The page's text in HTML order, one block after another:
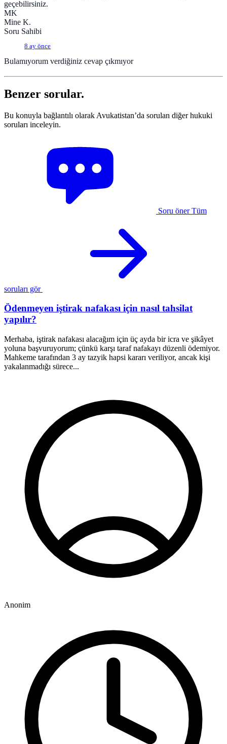
geçebilirsiniz.
MK
Mine K.
Soru Sahibi
8 ay önce
Bulamıyorum verdiğiniz cevap çıkmıyor
Benzer sorular.
Bu konuyla bağlantılı olarak Avukatistan’da sorulan diğer hukuki
soruları inceleyin.
Soru öner Tüm
soruları gör
Ödenmeyen iştirak nafakası için nasıl tahsilat
yapılır?
Merhaba, iştirak nafakası alacağım için üç ayda bir icra ve şikâyet
yoluna başvuruyorum; çünkü karşı taraf nafakayı düzenli ödemiyor.
Mahkeme tarafından 3 ay tazyik hapsi kararı veriliyor, ancak kişi
yakalanmadığı sürece...
Anonim